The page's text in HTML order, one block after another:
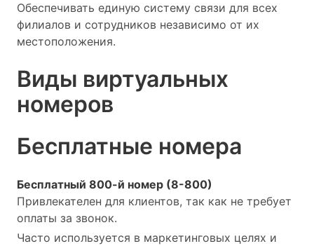
Обеспечивать единую систему связи для всех
филиалов и сотрудников независимо от их
местоположения.
Виды виртуальных
номеров
Бесплатные номера
Бесплатный 800-й номер (8-800)
Привлекателен для клиентов, так как не требует
оплаты за звонок.
Часто используется в маркетинговых целях и